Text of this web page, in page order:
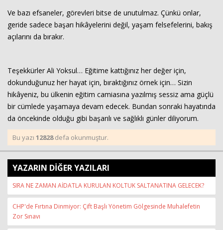
Ve bazı efsaneler, görevleri bitse de unutulmaz. Çünkü onlar,
geride sadece başarı hikâyelerini değil, yaşam felsefelerini, bakış
açılarını da bırakır.
Teşekkürler Ali Yoksul… Eğitime kattığınız her değer için,
dokunduğunuz her hayat için, bıraktığınız örnek için… Sizin
hikâyeniz, bu ülkenin eğitim camiasına yazılmış sessiz ama güçlü
bir cümlede yaşamaya devam edecek. Bundan sonraki hayatında
da öncekinde olduğu gibi başarılı ve sağlıklı günler diliyorum.
Bu yazı 12828defa okunmuştur.
YAZARIN DİĞER YAZILARI
SIRA NE ZAMAN AİDATLA KURULAN KOLTUK SALTANATINA GELECEK?
CHP'de Fırtına Dinmiyor: Çift Başlı Yönetim Gölgesinde Muhalefetin
Zor Sınavı